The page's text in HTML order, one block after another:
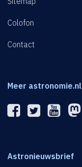
Colofon
Contact
Meer astronomie.nl
Astronieuwsbrief